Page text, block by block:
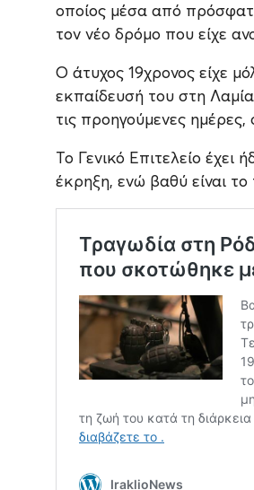
οποίος μέσα από
τον νέο δρόμο που είχε
Ο άτυχος 19χρονος είχε
εκπαίδευσή του στη Λαμία
τις προηγούμενες
Το Γενικό Επιτελείο
έκρηξη, ενώ βαθύ είναι